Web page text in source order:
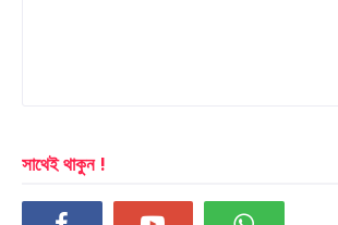
সাথেই থাকুন !